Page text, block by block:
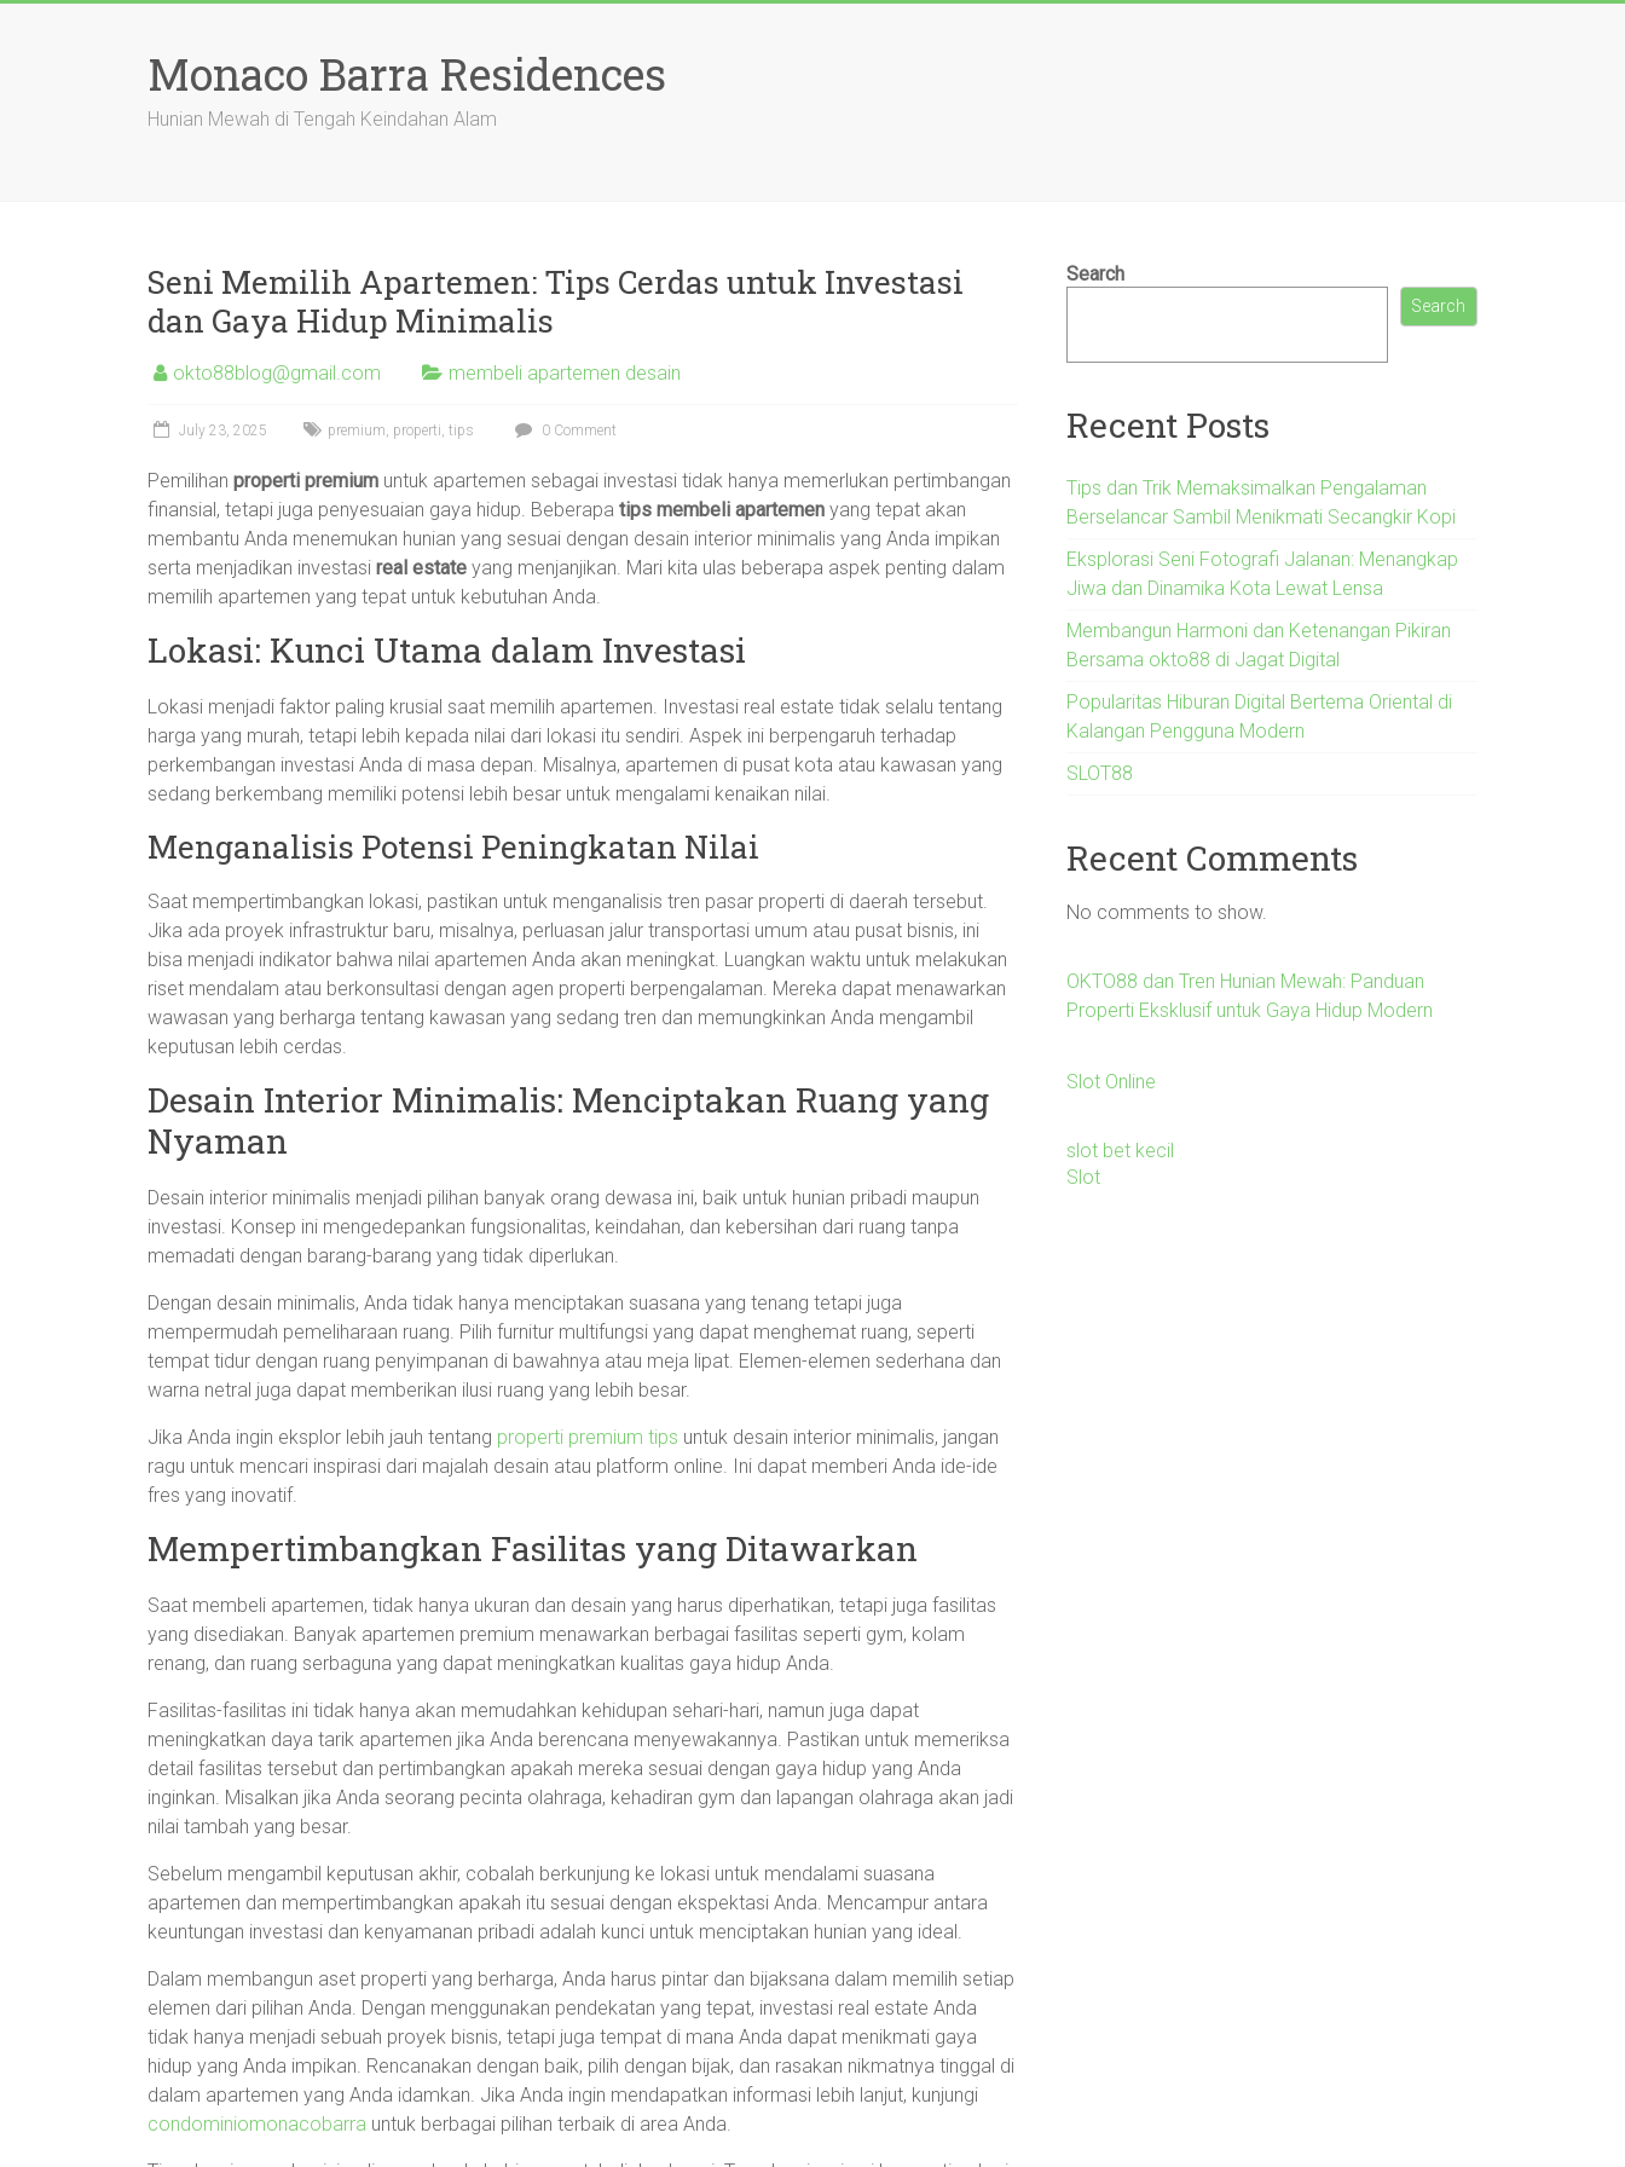
Monaco Barra Residences
Hunian Mewah di Tengah Keindahan Alam
Seni Memilih Apartemen: Tips Cerdas untuk Investasi
dan Gaya Hidup Minimalis
okto88blog@gmail.com membeli apartemen desain
July 23, 2025 premium, properti, tips 0 Comment
Pemilihan properti premium untuk apartemen sebagai investasi tidak hanya memerlukan pertimbangan
finansial, tetapi juga penyesuaian gaya hidup. Beberapa tips membeli apartemen yang tepat akan
membantu Anda menemukan hunian yang sesuai dengan desain interior minimalis yang Anda impikan
serta menjadikan investasi real estate yang menjanjikan. Mari kita ulas beberapa aspek penting dalam
memilih apartemen yang tepat untuk kebutuhan Anda.
Lokasi: Kunci Utama dalam Investasi
Lokasi menjadi faktor paling krusial saat memilih apartemen. Investasi real estate tidak selalu tentang
harga yang murah, tetapi lebih kepada nilai dari lokasi itu sendiri. Aspek ini berpengaruh terhadap
perkembangan investasi Anda di masa depan. Misalnya, apartemen di pusat kota atau kawasan yang
sedang berkembang memiliki potensi lebih besar untuk mengalami kenaikan nilai.
Menganalisis Potensi Peningkatan Nilai
Saat mempertimbangkan lokasi, pastikan untuk menganalisis tren pasar properti di daerah tersebut.
Jika ada proyek infrastruktur baru, misalnya, perluasan jalur transportasi umum atau pusat bisnis, ini
bisa menjadi indikator bahwa nilai apartemen Anda akan meningkat. Luangkan waktu untuk melakukan
riset mendalam atau berkonsultasi dengan agen properti berpengalaman. Mereka dapat menawarkan
wawasan yang berharga tentang kawasan yang sedang tren dan memungkinkan Anda mengambil
keputusan lebih cerdas.
Desain Interior Minimalis: Menciptakan Ruang yang
Nyaman
Desain interior minimalis menjadi pilihan banyak orang dewasa ini, baik untuk hunian pribadi maupun
investasi. Konsep ini mengedepankan fungsionalitas, keindahan, dan kebersihan dari ruang tanpa
memadati dengan barang-barang yang tidak diperlukan.
Dengan desain minimalis, Anda tidak hanya menciptakan suasana yang tenang tetapi juga
mempermudah pemeliharaan ruang. Pilih furnitur multifungsi yang dapat menghemat ruang, seperti
tempat tidur dengan ruang penyimpanan di bawahnya atau meja lipat. Elemen-elemen sederhana dan
warna netral juga dapat memberikan ilusi ruang yang lebih besar.
Jika Anda ingin eksplor lebih jauh tentang properti premium tips untuk desain interior minimalis, jangan
ragu untuk mencari inspirasi dari majalah desain atau platform online. Ini dapat memberi Anda ide-ide
fres yang inovatif.
Mempertimbangkan Fasilitas yang Ditawarkan
Saat membeli apartemen, tidak hanya ukuran dan desain yang harus diperhatikan, tetapi juga fasilitas
yang disediakan. Banyak apartemen premium menawarkan berbagai fasilitas seperti gym, kolam
renang, dan ruang serbaguna yang dapat meningkatkan kualitas gaya hidup Anda.
Fasilitas-fasilitas ini tidak hanya akan memudahkan kehidupan sehari-hari, namun juga dapat
meningkatkan daya tarik apartemen jika Anda berencana menyewakannya. Pastikan untuk memeriksa
detail fasilitas tersebut dan pertimbangkan apakah mereka sesuai dengan gaya hidup yang Anda
inginkan. Misalkan jika Anda seorang pecinta olahraga, kehadiran gym dan lapangan olahraga akan jadi
nilai tambah yang besar.
Sebelum mengambil keputusan akhir, cobalah berkunjung ke lokasi untuk mendalami suasana
apartemen dan mempertimbangkan apakah itu sesuai dengan ekspektasi Anda. Mencampur antara
keuntungan investasi dan kenyamanan pribadi adalah kunci untuk menciptakan hunian yang ideal.
Dalam membangun aset properti yang berharga, Anda harus pintar dan bijaksana dalam memilih setiap
elemen dari pilihan Anda. Dengan menggunakan pendekatan yang tepat, investasi real estate Anda
tidak hanya menjadi sebuah proyek bisnis, tetapi juga tempat di mana Anda dapat menikmati gaya
hidup yang Anda impikan. Rencanakan dengan baik, pilih dengan bijak, dan rasakan nikmatnya tinggal di
dalam apartemen yang Anda idamkan. Jika Anda ingin mendapatkan informasi lebih lanjut, kunjungi
condominiomonacobarra untuk berbagai pilihan terbaik di area Anda.
Search
Search
Recent Posts
Tips dan Trik Memaksimalkan Pengalaman
Berselancar Sambil Menikmati Secangkir Kopi
Eksplorasi Seni Fotografi Jalanan: Menangkap
Jiwa dan Dinamika Kota Lewat Lensa
Membangun Harmoni dan Ketenangan Pikiran
Bersama okto88 di Jagat Digital
Popularitas Hiburan Digital Bertema Oriental di
Kalangan Pengguna Modern
SLOT88
Recent Comments
No comments to show.
OKTO88 dan Tren Hunian Mewah: Panduan
Properti Eksklusif untuk Gaya Hidup Modern
Slot Online
slot bet kecil
Slot